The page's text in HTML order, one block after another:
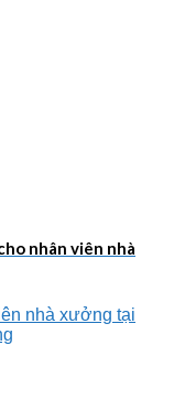
nhân viên nhà
nhà xưởng tại